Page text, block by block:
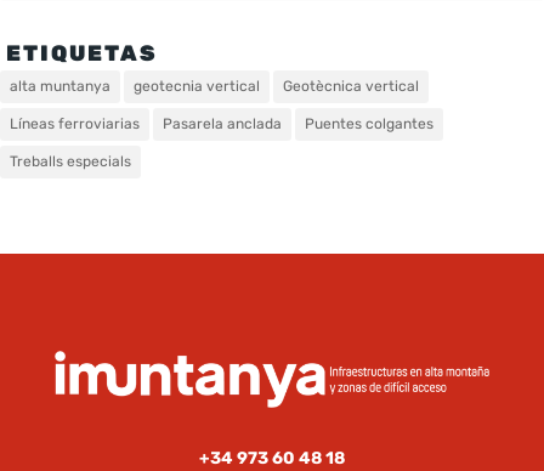
ETIQUETAS
alta muntanya geotecnia vertical Geotècnica vertical
Líneas ferroviarias Pasarela anclada Puentes colgantes
Treballs especials
+34 973 60 48 18